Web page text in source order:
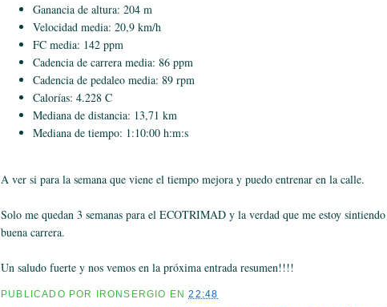
Ganancia de altura: 204 m
Velocidad media: 20,9 km/h
FC media: 142 ppm
Cadencia de carrera media: 86 ppm
Cadencia de pedaleo media: 89 rpm
Calorías: 4.228 C
Mediana de distancia: 13,71 km
Mediana de tiempo: 1:10:00 h:m:s
A ver si para la semana que viene el tiempo mejora y puedo entrenar en la calle.
Solo me quedan 3 semanas para el ECOTRIMAD y la verdad que me estoy
buena carrera.
Un saludo fuerte y nos vemos en la próxima entrada resumen!!!!
PUBLICADO POR IRONSERGIO EN22:48